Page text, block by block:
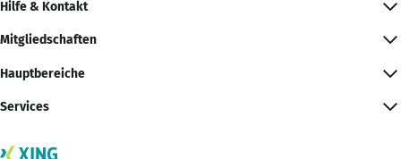
Hilfe & Kontakt
Mitgliedschaften
Hauptbereiche
Services